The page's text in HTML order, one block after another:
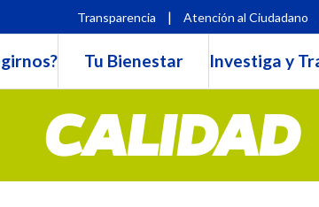
Transparencia | Atención al Ciudadano
Tu Bienestar Investiga y
CALIDAD